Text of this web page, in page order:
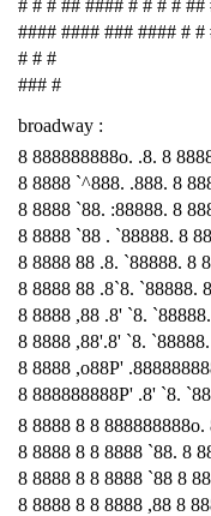
# # # ## #### # # # # ##
#### #### ### #### # #
# # #
### #
broadway :
8 888888888o. .8. 8
8 8888 `^888. .888. 8
8 8888 `88. :88888. 8
8 8888 `88 . `88888. 8
8 8888 88 .8. `88888. 8
8 8888 88 .8`8. `88888.
8 8888 ,88 .8' `8.
8 8888 ,88'.8' `8.
8 8888 ,o88P'
8 888888888P' .8' `8.
8 8888 8 8
8 8888 8 8 8888 `88. 8
8 8888 8 8 8888 `88 8
8 8888 8 8 8888 ,88 8